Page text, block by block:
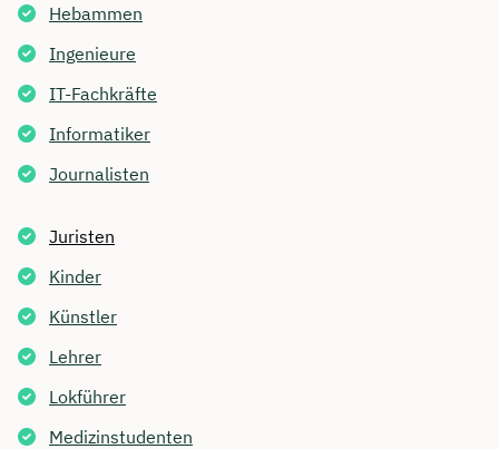
Hebammen
Ingenieure
IT-Fachkräfte
Informatiker
Journalisten
Juristen
Kinder
Künstler
Lehrer
Lokführer
Medizinstudenten